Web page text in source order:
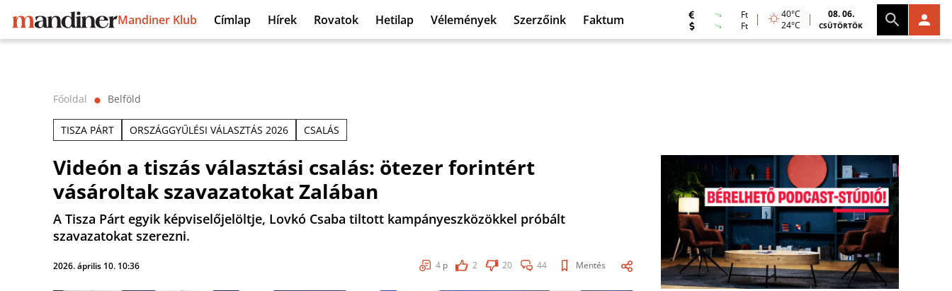
Mandiner Klub Címlap Hírek Rovatok Hetilap Vélemények Szerzőink Faktum
Ft
Ft
40°C
24°C
08. 06.
CSÜTÖRTÖK
Főoldal ⬤ Belföld
TISZA PÁRT ORSZÁGGYŰLÉSI VÁLASZTÁS 2026 CSALÁS
Videón a tiszás választási csalás: ötezer forintért
vásároltak szavazatokat Zalában
A Tisza Párt egyik képviselőjelöltje, Lovkó Csaba tiltott kampányeszközökkel próbált
szavazatokat szerezni.
2026. április 10. 10:36 4 p 2 20 44 Mentés